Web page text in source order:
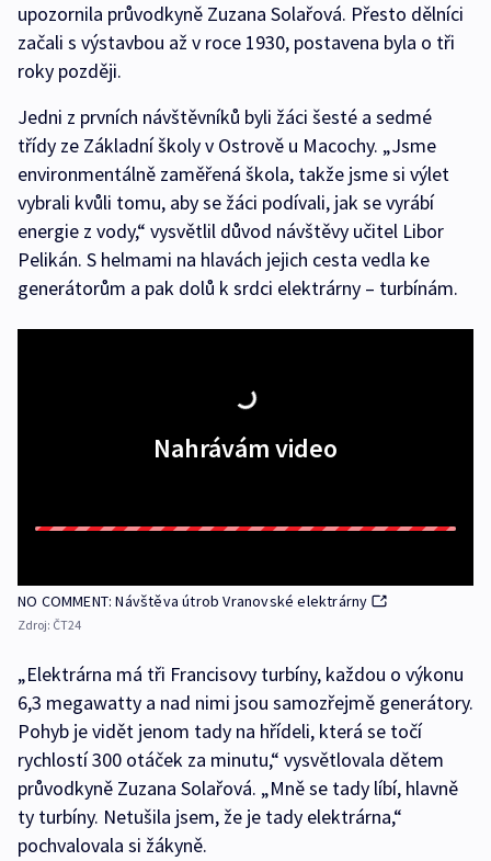
upozornila průvodkyně Zuzana Solařová. Přesto dělníci
začali s výstavbou až v roce 1930, postavena byla o tři
roky později.
Jedni z prvních návštěvníků byli žáci šesté a sedmé
třídy ze Základní školy v Ostrově u Macochy. „Jsme
environmentálně zaměřená škola, takže jsme si výlet
vybrali kvůli tomu, aby se žáci podívali, jak se vyrábí
energie z vody,“ vysvětlil důvod návštěvy učitel Libor
Pelikán. S helmami na hlavách jejich cesta vedla ke
generátorům a pak dolů k srdci elektrárny – turbínám.
Nahrávám video
NO COMMENT: Návštěva útrob Vranovské elektrárny
Zdroj: ČT24
„Elektrárna má tři Francisovy turbíny, každou o výkonu
6,3 megawatty a nad nimi jsou samozřejmě generátory.
Pohyb je vidět jenom tady na hřídeli, která se točí
rychlostí 300 otáček za minutu,“ vysvětlovala dětem
průvodkyně Zuzana Solařová. „Mně se tady líbí, hlavně
ty turbíny. Netušila jsem, že je tady elektrárna,“
pochvalovala si žákyně.